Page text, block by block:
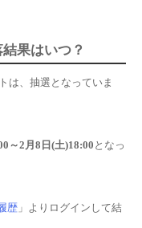
果はいつ？
は、抽選となっていま
～2月8日(土)18:00 となっ
歴 」よりログインして結